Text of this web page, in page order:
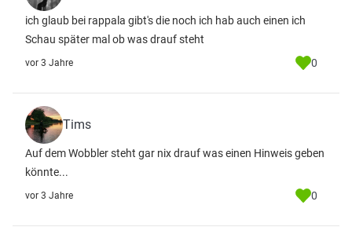
ich glaub bei rappala gibt's die noch ich hab auch einen ich
Schau später mal ob was drauf steht
vor 3 Jahre 0
Tims
Auf dem Wobbler steht gar nix drauf was einen Hinweis geben
könnte...
vor 3 Jahre 0